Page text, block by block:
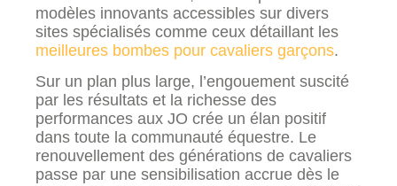
modèles innovants accessibles sur divers
sites spécialisés comme ceux détaillant les
meilleures bombes pour cavaliers garçons.
Sur un plan plus large, l’engouement suscité
par les résultats et la richesse des
performances aux JO crée un élan positif
dans toute la communauté équestre. Le
renouvellement des générations de cavaliers
passe par une sensibilisation accrue dès le